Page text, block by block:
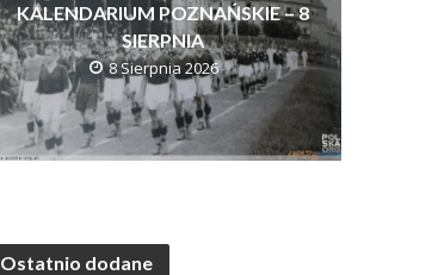
KALENDARIUM POZNAŃSKIE – 8
SIERPNIA
8 Sierpnia 2026
Ostatnio dodane